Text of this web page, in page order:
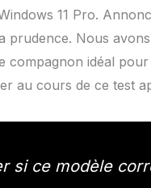
11 Pro.
prudence. Nous
compagnon idéal
au cours de ce test
si ce modèle